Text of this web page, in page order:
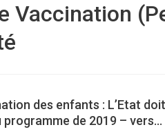
Vaccination
des enfants : L’Etat
programme de 2019 – vers…